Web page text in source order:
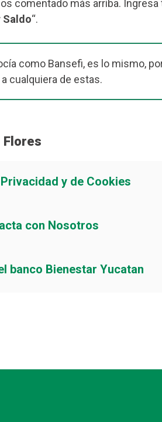
comentado más arriba. Ingresa
Saldo“.
como Bansefi, es lo mismo,
cualquiera de estas.
Flores
y de Cookies
con Nosotros
banco Bienestar Yucatan